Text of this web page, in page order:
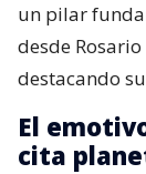
un pilar
desde
destacando
El
cita